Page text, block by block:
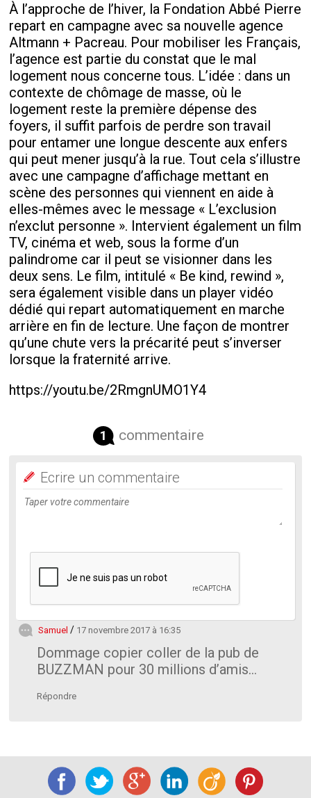
À l’approche de l’hiver, la Fondation Abbé Pierre
repart en campagne avec sa nouvelle agence
Altmann + Pacreau. Pour mobiliser les Français,
l’agence est partie du constat que le mal
logement nous concerne tous. L’idée : dans un
contexte de chômage de masse, où le
logement reste la première dépense des
foyers, il suffit parfois de perdre son travail
pour entamer une longue descente aux enfers
qui peut mener jusqu’à la rue. Tout cela s’illustre
avec une campagne d’affichage mettant en
scène des personnes qui viennent en aide à
elles-mêmes avec le message « L’exclusion
n’exclut personne ». Intervient également un film
TV, cinéma et web, sous la forme d’un
palindrome car il peut se visionner dans les
deux sens. Le film, intitulé « Be kind, rewind »,
sera également visible dans un player vidéo
dédié qui repart automatiquement en marche
arrière en fin de lecture. Une façon de montrer
qu’une chute vers la précarité peut s’inverser
lorsque la fraternité arrive.
https://youtu.be/2RmgnUMO1Y4
1 commentaire
Ecrire un commentaire
Samuel 17 novembre 2017 à 16:35
Dommage copier coller de la pub de
BUZZMAN pour 30 millions d’amis…
Répondre